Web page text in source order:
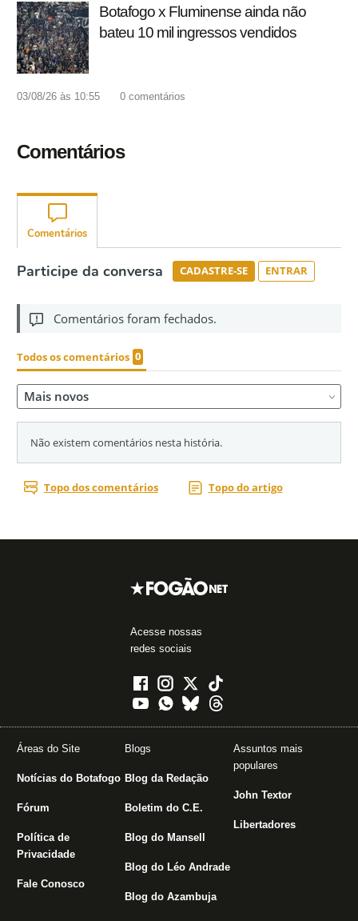
Botafogo x Fluminense ainda não
bateu 10 mil ingressos vendidos
03/08/26 às 10:55 0 comentários
Comentários
Acesse nossas
redes sociais
Áreas do Site
Notícias do Botafogo
Fórum
Política de
Privacidade
Fale Conosco
Blogs
Blog da Redação
Boletim do C.E.
Blog do Mansell
Blog do Léo Andrade
Blog do Azambuja
Assuntos mais
populares
John Textor
Libertadores